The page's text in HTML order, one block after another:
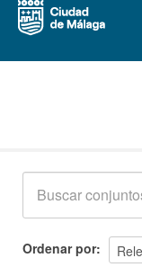
Ordenar por